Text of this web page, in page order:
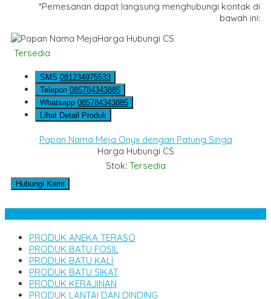
*Pemesanan dapat langsung menghubungi kontak di
bawah ini:
Harga Hubungi CS
Tersedia
SMS 081234975533
Telepon 085784343885
Whatsapp 085784343885
Lihat Detail Produk
Papan Nama Meja Onyx dengan Patung Singa
Harga Hubungi CS
Stok: Tersedia
Hubungi Kami
PRODUK ANEKA TERASO
PRODUK BATU FOSIL
PRODUK BATU KALI
PRODUK BATU SIKAT
PRODUK KERAJINAN
PRODUK LANTAI DAN DINDING